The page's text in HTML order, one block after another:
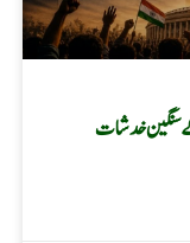
سنگین خدشات